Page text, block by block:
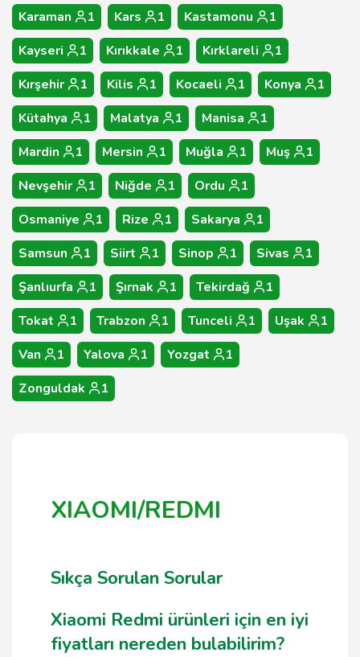
Karaman
1 Kars 1 Kastamonu
1
Kayseri
1 Kırıkkale 1 Kırklareli
1
Kırşehir
1 Kilis 1 Kocaeli 1 Konya
1
Kütahya
1 Malatya 1 Manisa
1
Mardin
1 Mersin 1 Muğla 1 Muş
1
Nevşehir
1 Niğde 1 Ordu
1
Osmaniye
1 Rize 1 Sakarya
1
Samsun
1 Siirt 1 Sinop 1 Sivas
1
Şanlıurfa
1 Şırnak 1 Tekirdağ
1
Tokat
1 Trabzon 1 Tunceli 1 Uşak
1
Van
1 Yalova 1 Yozgat
1
Zonguldak
1
XIAOMI/REDMI
Sıkça Sorulan Sorular
Xiaomi Redmi ürünleri için en iyi
fiyatları nereden bulabilirim?